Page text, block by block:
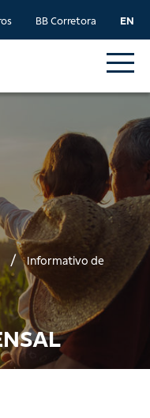
BB Corretora EN
/
Informativo de